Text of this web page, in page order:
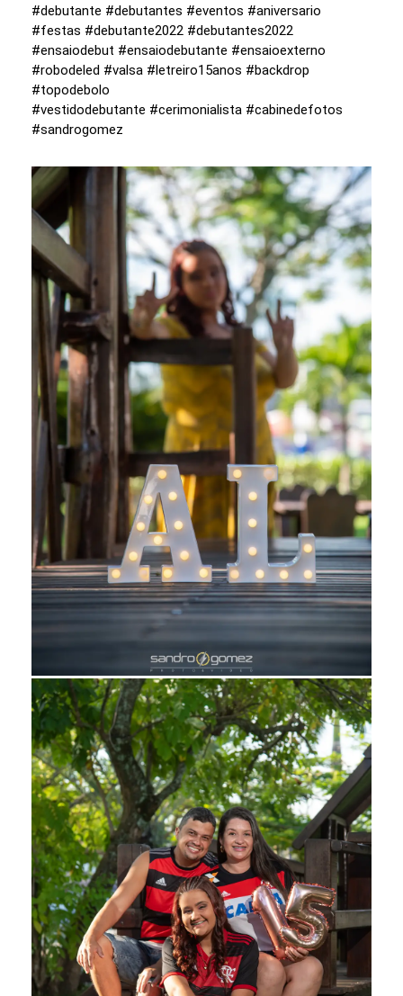
#debutante #debutantes #eventos #aniversario
#festas #debutante2022 #debutantes2022
#ensaiodebut #ensaiodebutante #ensaioexterno
#robodeled #valsa #letreiro15anos #backdrop
#topodebolo
#vestidodebutante #cerimonialista #cabinedefotos
#sandrogomez